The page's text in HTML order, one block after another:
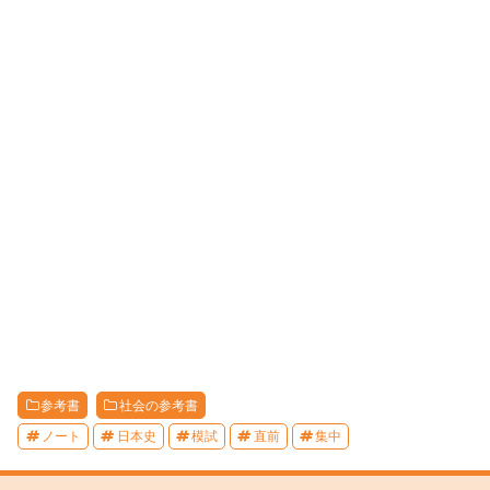
参考書 社会の参考書
ノート 日本史 模試 直前 集中